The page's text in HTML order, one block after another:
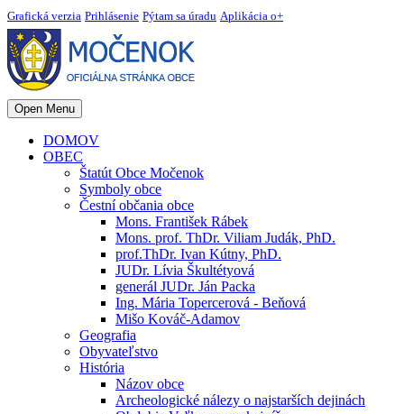
Grafická verzia Prihlásenie Pýtam sa úradu Aplikácia o+
Open Menu
DOMOV
OBEC
Štatút Obce Močenok
Symboly obce
Čestní občania obce
Mons. František Rábek
Mons. prof. ThDr. Viliam Judák, PhD.
prof.ThDr. Ivan Kútny, PhD.
JUDr. Lívia Škultétyová
generál JUDr. Ján Packa
Ing. Mária Topercerová - Beňová
Mišo Kováč-Adamov
Geografia
Obyvateľstvo
História
Názov obce
Archeologické nálezy o najstarších dejinách